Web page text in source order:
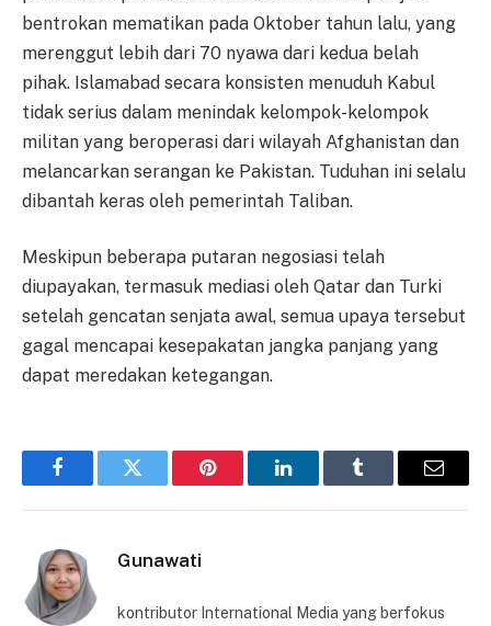
bentrokan mematikan pada Oktober tahun lalu, yang
merenggut lebih dari 70 nyawa dari kedua belah
pihak. Islamabad secara konsisten menuduh Kabul
tidak serius dalam menindak kelompok-kelompok
militan yang beroperasi dari wilayah Afghanistan dan
melancarkan serangan ke Pakistan. Tuduhan ini selalu
dibantah keras oleh pemerintah Taliban.
Meskipun beberapa putaran negosiasi telah
diupayakan, termasuk mediasi oleh Qatar dan Turki
setelah gencatan senjata awal, semua upaya tersebut
gagal mencapai kesepakatan jangka panjang yang
dapat meredakan ketegangan.
FacebookTwitter Pinterest LinkedInTumblr Email
Gunawati
kontributor International Media yang berfokus